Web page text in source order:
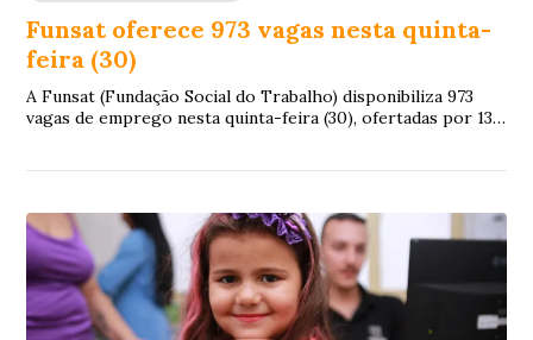
Funsat oferece 973 vagas nesta quinta-
feira (30)
A Funsat (Fundação Social do Trabalho) disponibiliza 973
vagas de emprego nesta quinta-feira (30), ofertadas por 132